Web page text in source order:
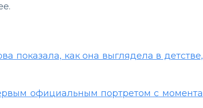
показала, как она выглядела в детстве,
официальным портретом с момента